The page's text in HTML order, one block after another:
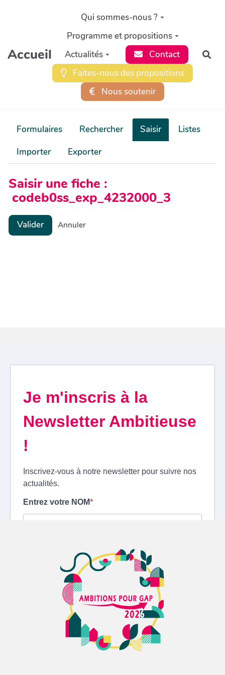
Aller au contenu principal
Accueil
Qui sommes-nous ?
Programme et propositions
Actualités
Contact
Faites-nous des propositions
Nous soutenir
Formulaires Rechercher Saisir
Listes
Importer
Exporter
Saisir une fiche :
codeb0ss_exp_4232000_3
Valider Annuler